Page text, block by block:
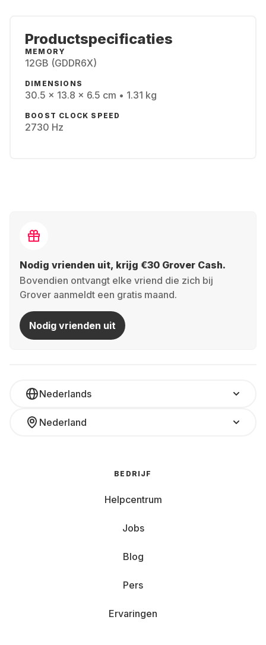
Productspecificaties
MEMORY
12GB (GDDR6X)
DIMENSIONS
30.5 x 13.8 x 6.5 cm • 1.31 kg
BOOST CLOCK SPEED
2730 Hz
Nodig vrienden uit, krijg €30 Grover Cash.
Bovendien ontvangt elke vriend die zich bij
Grover aanmeldt een gratis maand.
Nodig vrienden uit
Nederlands
Nederland
BEDRIJF
Helpcentrum
Jobs
Blog
Pers
Ervaringen